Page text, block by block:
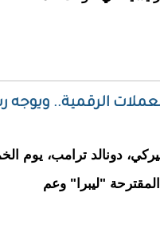
الرقمية..
دونالد ترامب، يوم
"ليبرا" وعم